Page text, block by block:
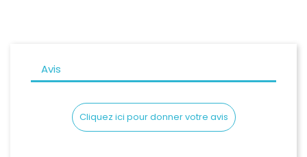
Avis
Cliquez ici pour donner votre avis